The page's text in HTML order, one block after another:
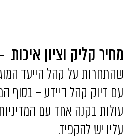
מחיר קליק וציון איכות
שהתחרות על קהל הייעד
עם דיוק קהל היידע – בסוף
עולות בקנה אחד עם
עליו יש להקפיד.